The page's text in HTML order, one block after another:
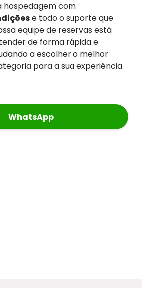
hospedagem com
e todo o suporte que
equipe de reservas está
de forma rápida e
a escolher o melhor
para a sua experiência
WhatsApp